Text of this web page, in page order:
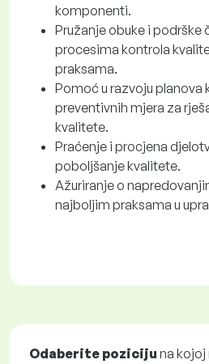
komponenti.
Pružanje obuke i podrške
procesima kontrola
praksama.
Pomoć u razvoju planova
preventivnih mjera za
kvalitete.
Praćenje i procjena
poboljšanje kvalitete.
Ažuriranje o
najboljim praksama u
Odaberite poziciju na kojoj